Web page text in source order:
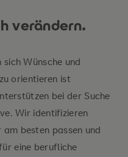
verändern.
Wünsche und
orientieren ist
bei der Suche
Wir identifizieren
besten passen und
eine berufliche